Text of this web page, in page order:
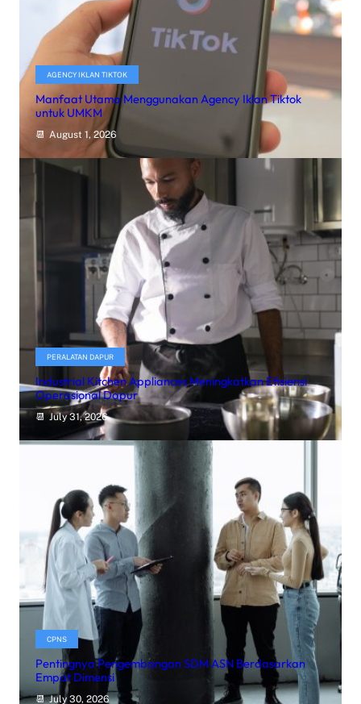
AGENCY IKLAN TIKTOK
Manfaat Utama Menggunakan Agency Iklan Tiktok
untuk UMKM
August 1, 2026
PERALATAN DAPUR
Industrial Kitchen Appliances Meningkatkan Efisiensi
Operasional Dapur
July 31, 2026
CPNS
Pentingnya Pengembangan SDM ASN Berdasarkan
Empat Dimensi
July 30, 2026